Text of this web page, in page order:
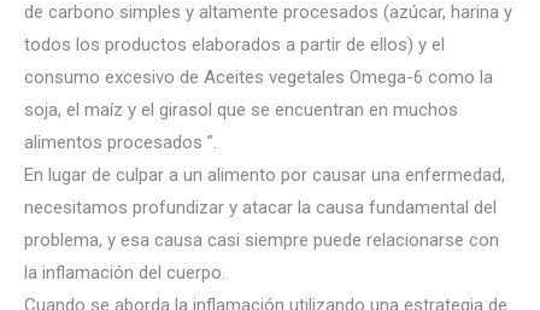
de carbono simples y altamente procesados ​​(azúcar, harina y
todos los productos elaborados a partir de ellos) y el
consumo excesivo de Aceites vegetales Omega-6 como la
soja, el maíz y el girasol que se encuentran en muchos
alimentos procesados ​​”.
En lugar de culpar a un alimento por causar una enfermedad,
necesitamos profundizar y atacar la causa fundamental del
problema, y ​​esa causa casi siempre puede relacionarse con
la inflamación del cuerpo.
Cuando se aborda la inflamación utilizando una estrategia de